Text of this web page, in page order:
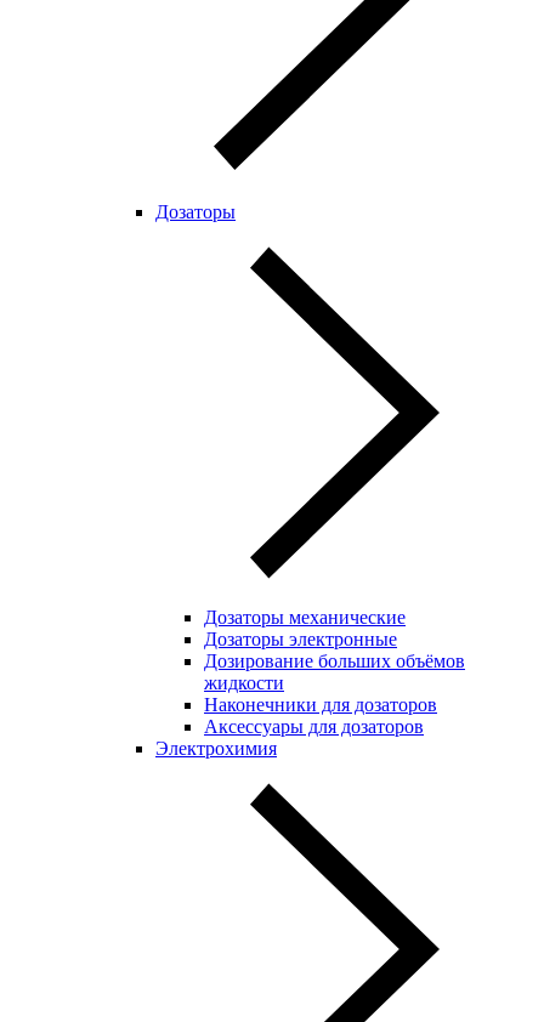
Дозаторы
Дозаторы механические
Дозаторы электронные
Дозирование больших объёмов
жидкости
Наконечники для дозаторов
Аксессуары для дозаторов
Электрохимия